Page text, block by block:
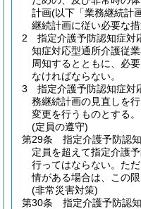
計画(以下「業務継続計
継続計画に従い必要な
2
指定介護予防認知症対
知症対応型通所介護従
周知するとともに、必
なければならない。
3
指定介護予防認知症対
務継続計画の見直しを
変更を行うものとする。
(定員の遵守)
第29条
指定介護予防認
定員を超えて指定介護
行ってはならない。 た
情がある場合は、この限
(非常災害対策)
第30条
指定介護予防認